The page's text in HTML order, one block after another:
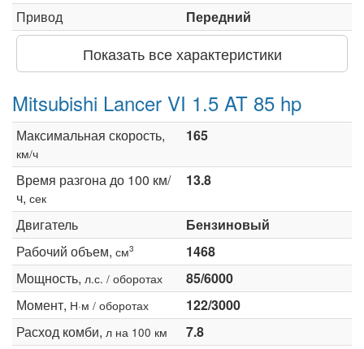
Привод
Передний
Показать все характеристики
Mitsubishi Lancer VI 1.5 AT 85 hp
Максимальная скорость,
км/ч
165
Время разгона до 100 км/
ч, сек
13.8
Двигатель
Бензиновый
Рабочий объем, см3
1468
Мощность, л.с. / оборотах
85/6000
Момент, Н·м / оборотах
122/3000
Расход комби, л на 100 км
7.8